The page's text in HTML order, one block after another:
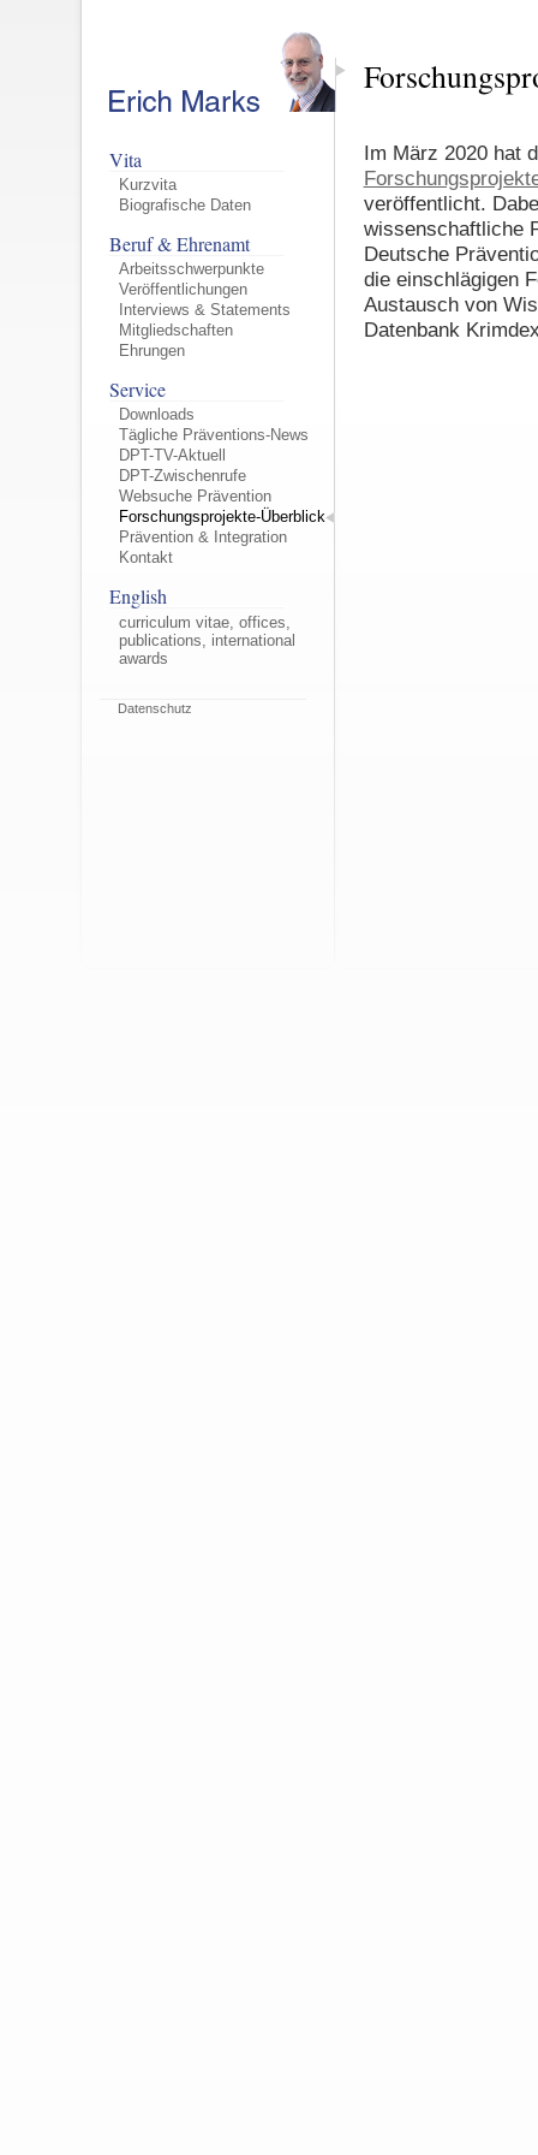
Vita
Kurzvita
Biografische Daten
Beruf & Ehrenamt
Arbeitsschwerpunkte
Veröffentlichungen
Interviews & Statements
Mitgliedschaften
Ehrungen
Service
Downloads
Tägliche Präventions-News
DPT-TV-Aktuell
DPT-Zwischenrufe
Websuche Prävention
Forschungsprojekte-Überblick
Prävention & Integration
Kontakt
English
curriculum vitae, offices,
publications, international
awards
Datenschutz
Im März 2020 hat
veröffentlicht.
wissenschaftliche
Deutsche
die einschlägigen
Austausch von
Datenbank